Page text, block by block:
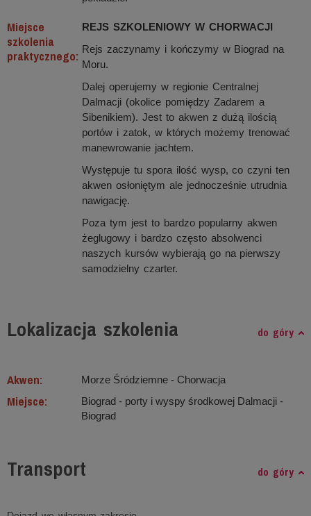
Miejsce
szkolenia
praktycznego:
REJS SZKOLENIOWY W CHORWACJI
Rejs zaczynamy i kończymy w Biograd na
Moru.
Dalej operujemy w regionie Centralnej
Dalmacji (okolice pomiędzy Zadarem a
Sibenikiem). Jest to akwen z dużą ilością
portów i zatok, w których możemy trenować
manewrowanie jachtem.
Występuje tu spora ilość wysp, co czyni ten
akwen osłoniętym ale jednocześnie utrudnia
nawigację.
Poza tym jest to bardzo popularny akwen
żeglugowy i bardzo często absolwenci
naszych kursów wybierają go na pierwszy
samodzielny czarter.
Lokalizacja szkolenia do góry
Akwen: Morze Śródziemne ‐ Chorwacja
Miejsce:
Biograd - porty i wyspy środkowej Dalmacji -
Biograd
Transport do góry